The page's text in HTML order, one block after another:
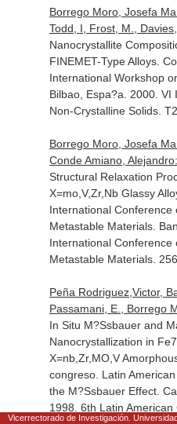
Borrego Moro, Josefa
Todd, I, Frost, M.,
Nanocrystallite
FINEMET-Type Alloys.
International Workshop
Bilbao, Espa?a. 2000. VI
Non-Crystalline Solids.
Borrego Moro, Josefa
Conde Amiano, Alejandro:
Structural Relaxation
X=mo,V,Zr,Nb Glassy
International Conference
Metastable Materials.
International Conference
Metastable Materials.
Peña Rodriguez,Victor,
Passamani, E., Borrego
In Situ M?Ssbauer and
Nanocrystallization in
X=nb,Zr,MO,V
congreso. Latin
the M?Ssbauer Effect.
1998. 6th Latin
Vicerrectorado de Investigación.